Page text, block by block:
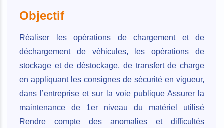
Objectif
Réaliser les opérations de chargement et de
déchargement de véhicules, les opérations de
stockage et de déstockage, de transfert de charge
en appliquant les consignes de sécurité en vigueur,
dans l’entreprise et sur la voie publique Assurer la
maintenance de 1er niveau du matériel utilisé
Rendre compte des anomalies et difficultés